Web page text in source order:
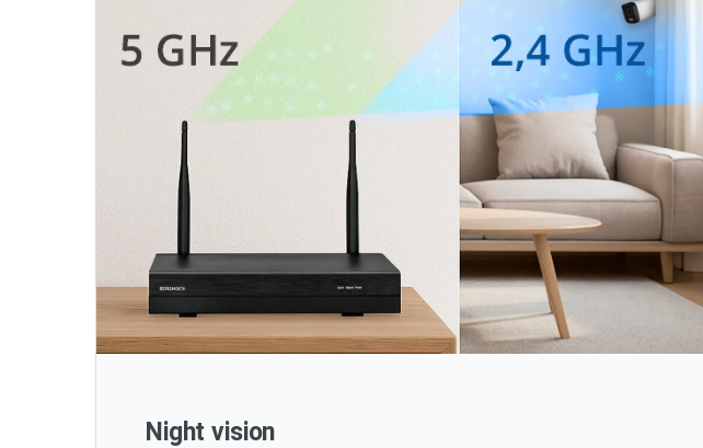
Night vision